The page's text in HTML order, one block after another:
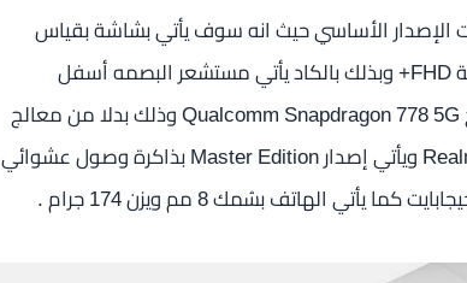
الأساسي حيث انه سوف يأتي بشاشة بقياس
6.43 بوصه من نوع سوبر اموليد بمعدل تحديث 120Hz وبدقة FHD+ وبذلك بالكاد يأتي مستشعر البصمه أسفل
الشاشة ، اما عن العتاد الداخلي للهاتف فسوف يأتي بمعالج Qualcomm Snapdragon 778 5G وذلك بدلا من معالج
Snapdragon 888 الموجود بالنسخة العالمية لهاتف Realme GT ويأتي إصدار Master Edition بذاكرة وصول عشوائي